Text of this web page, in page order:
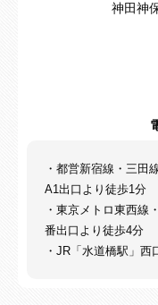
神田神
・都営新宿線・三田
A1出口より徒歩1分
・東京メトロ東西線
番出口より徒歩4分
・JR「水道橋駅」西